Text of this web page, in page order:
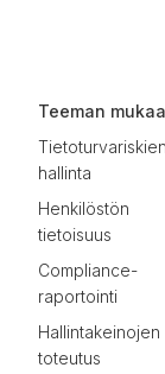
Teeman
Tietoturvariskien
hallinta
Henkilöstön
tietoisuus
Compliance-
raportointi
Hallintakeinojen
toteutus